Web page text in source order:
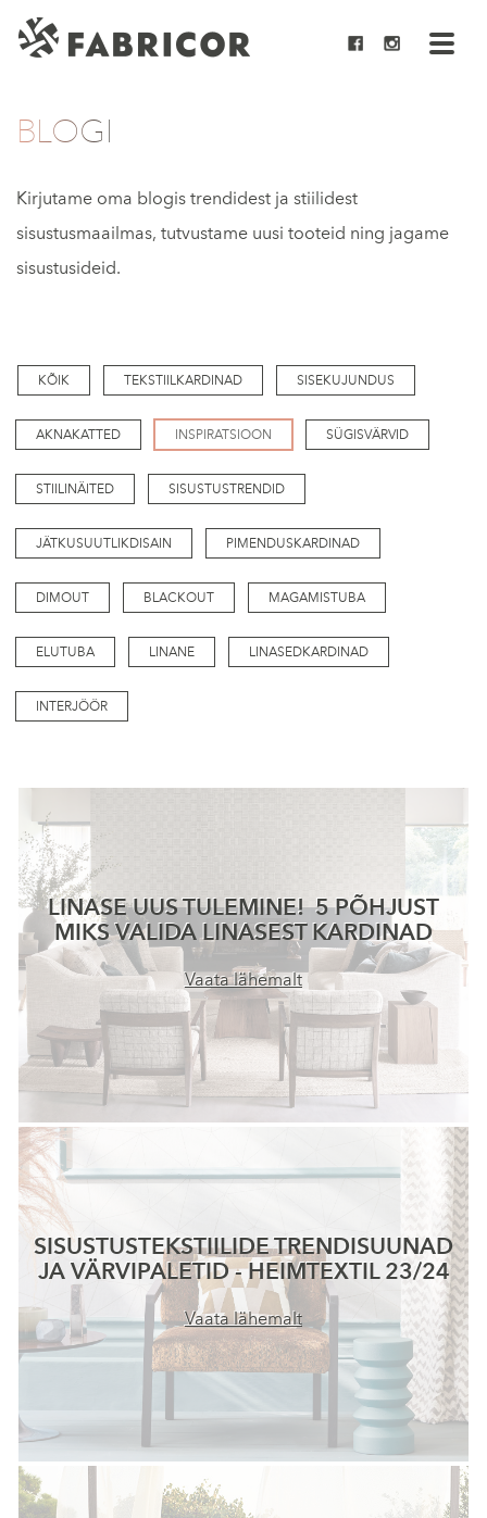
BLOGI
Kirjutame oma blogis trendidest ja stiilidest
sisustusmaailmas, tutvustame uusi tooteid ning jagame
sisustusideid.
KÕIK TEKSTIILKARDINAD SISEKUJUNDUS
AKNAKATTED INSPIRATSIOON SÜGISVÄRVID
STIILINÄITED SISUSTUSTRENDID
JÄTKUSUUTLIKDISAIN PIMENDUSKARDINAD
DIMOUT BLACKOUT MAGAMISTUBA
ELUTUBA LINANE LINASEDKARDINAD
INTERJÖÖR
LINASE UUS TULEMINE! 5 PÕHJUST
MIKS VALIDA LINASEST KARDINAD
Vaata lähemalt
SISUSTUSTEKSTIILIDE TRENDISUUNAD
JA VÄRVIPALETID - HEIMTEXTIL 23/24
Vaata lähemalt